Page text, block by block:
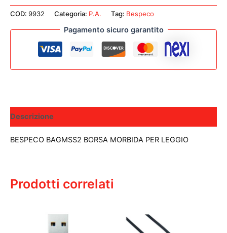
BORSA
MORBIDA
COD: 9932 Categoria: P.A. Tag: Bespeco
Pagamento sicuro garantito
Descrizione
BESPECO BAGMSS2 BORSA MORBIDA PER LEGGIO
Prodotti correlati